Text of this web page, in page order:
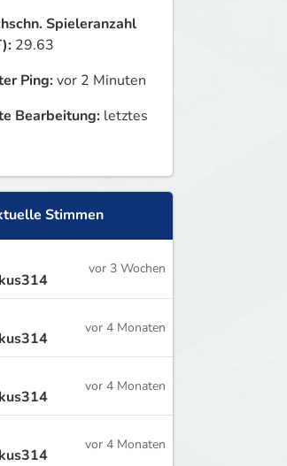
Spieleranzahl
29.63
Ping:vor 2 Minuten
Bearbeitung: letztes
Stimmen
vor 3 Wochen
vor 4 Monaten
vor 4 Monaten
vor 4 Monaten